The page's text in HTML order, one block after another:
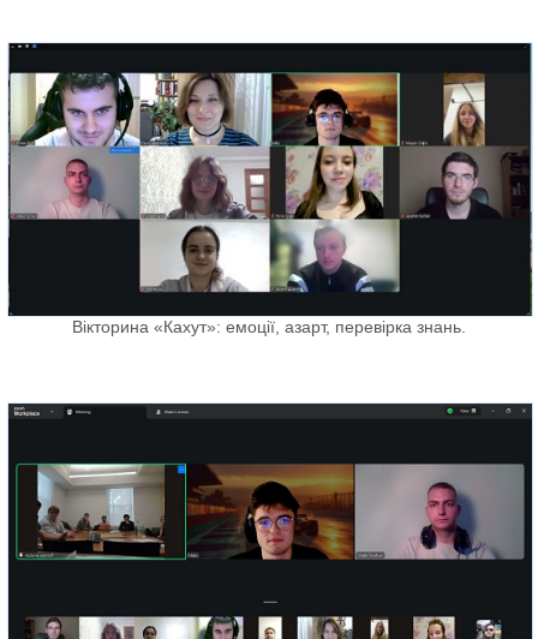
Вікторина «Кахут»: емоції, азарт, перевірка знань.